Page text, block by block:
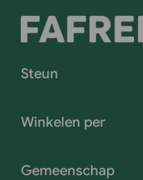
Steun
Winkelen per
Gemeenschap